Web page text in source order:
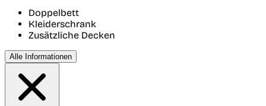
Doppelbett
Kleiderschrank
Zusätzliche Decken
Alle Informationen